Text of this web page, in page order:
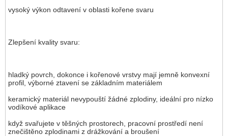
vysoký výkon odtavení v oblasti kořene svaru
Zlepšení kvality svaru:
hladký povrch, dokonce i kořenové vrstvy mají jemně konvexní
profil, výborné ztavení se základním materiálem
keramický materiál nevypouští žádné zplodiny, ideální pro nízko
vodíkové aplikace
když svařujete v těšných prostorech, pracovní prostředí není
znečištěno zplodinami z drážkování a broušení